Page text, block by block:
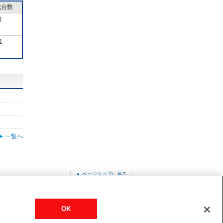
数
一覧へ
▲ ページトップに戻る
レッシュシリーズ PFAV-P530DMJ1-F
OK